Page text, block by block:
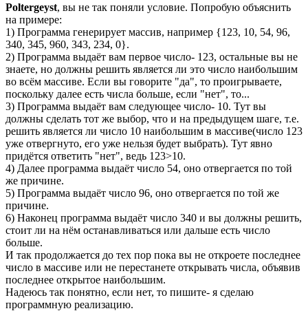
Poltergeyst, вы не так поняли условие. Попробую объяснить
на примере:
1) Программа генерирует массив, например {123, 10, 54, 96,
340, 345, 960, 343, 234, 0}.
2) Программа выдаёт вам первое число- 123, остальные вы не
знаете, но должны решить является ли это число наибольшим
во всём массиве. Если вы говорите "да", то проигрываете,
поскольку далее есть числа больше, если "нет", то...
3) Программа выдаёт вам следующее число- 10. Тут вы
должны сделать тот же выбор, что и на предыдущем шаге, т.е.
решить является ли число 10 наибольшим в массиве(число 123
уже отвергнуто, его уже нельзя будет выбрать). Тут явно
придётся ответить "нет", ведь 123>10.
4) Далее программа выдаёт число 54, оно отвергается по той
же причине.
5) Программа выдаёт число 96, оно отвергается по той же
причине.
6) Наконец программа выдаёт число 340 и вы должны решить,
стоит ли на нём останавливаться или дальше есть число
больше.
И так продолжается до тех пор пока вы не откроете последнее
число в массиве или не перестанете открывать числа, объявив
последнее открытое наибольшим.
Надеюсь так понятно, если нет, то пишите- я сделаю
программную реализацию.